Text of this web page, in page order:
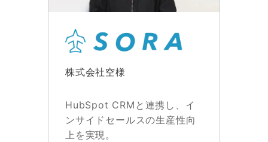
株式会社空様
HubSpot CRMと連携し、イ
ンサイドセールスの生産性向
上を実現。